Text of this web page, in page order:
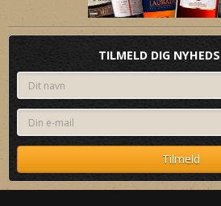
TILMELD DIG